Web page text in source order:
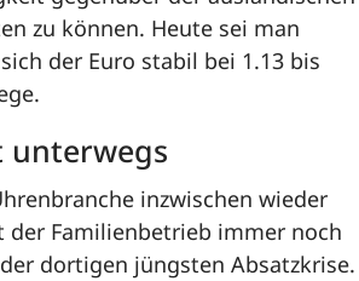
zu können. Heute sei man
der Euro stabil bei 1.13 bis
unterwegs
inzwischen wieder
Familienbetrieb immer noch
dortigen jüngsten Absatzkrise.